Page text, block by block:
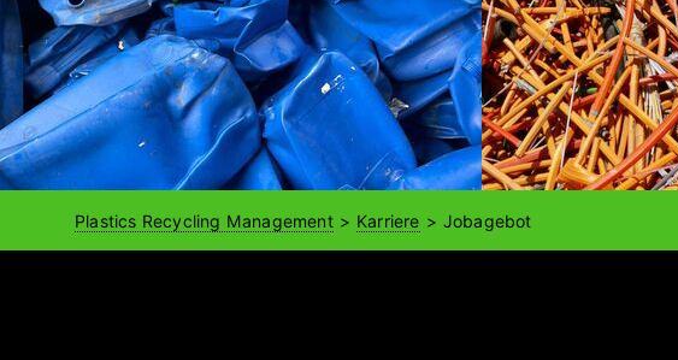
Plastics Recycling Management Karriere Jobagebot